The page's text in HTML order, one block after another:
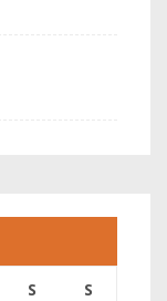
S S